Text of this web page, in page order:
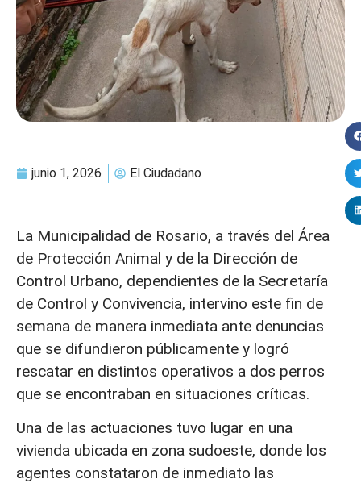
junio 1, 2026 El Ciudadano
La Municipalidad de Rosario, a través del Área
de Protección Animal y de la Dirección de
Control Urbano, dependientes de la Secretaría
de Control y Convivencia, intervino este fin de
semana de manera inmediata ante denuncias
que se difundieron públicamente y logró
rescatar en distintos operativos a dos perros
que se encontraban en situaciones críticas.
Una de las actuaciones tuvo lugar en una
vivienda ubicada en zona sudoeste, donde los
agentes constataron de inmediato las